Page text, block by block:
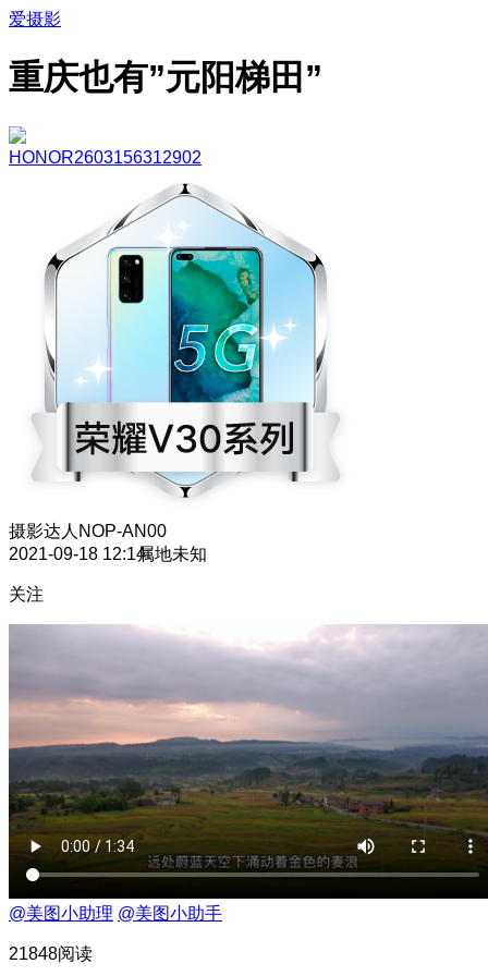
爱摄影
重庆也有”元阳梯田”
HONOR2603156312902
摄影达人 NOP-AN00
2021-09-18 12:14属地未知
关注
@美图小助理 @美图小助手
21848阅读